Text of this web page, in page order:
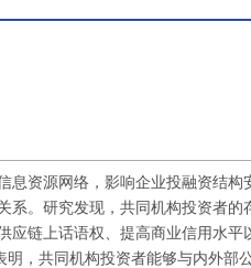
息资源网络，影响企业投融资结
。研究发现，共同机构投资者
链上话语权、提高商业信用水
，共同机构投资者能够与内外